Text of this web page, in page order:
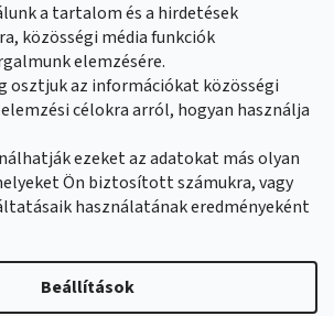
a tartalom és a hirdetések
közösségi média funkciók
elemzésére.
osztjuk az információkat közösségi
célokra arról, hogyan használja
ezeket az adatokat más olyan
Ön biztosított számukra, vagy
használatának eredményeként
Beállítások
szabályozás
Cookies Kapcsolat